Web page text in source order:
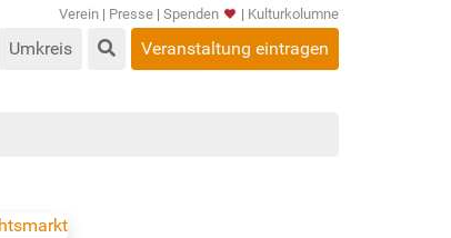
Verein | Presse | Spenden | Kulturkolumne
Umkreis Veranstaltung eintragen